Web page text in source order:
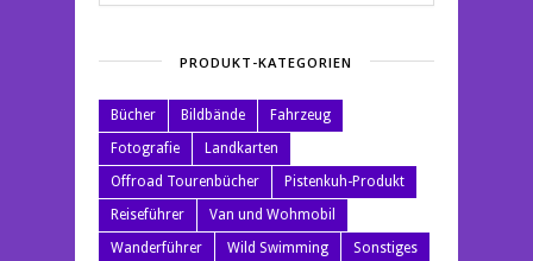
PRODUKT-KATEGORIEN
Bücher Bildbände
Fahrzeug
Fotografie
Landkarten
Offroad Tourenbücher
Pistenkuh-Produkt
Reiseführer
Van und Wohmobil
Wanderführer
Wild Swimming
Sonstiges